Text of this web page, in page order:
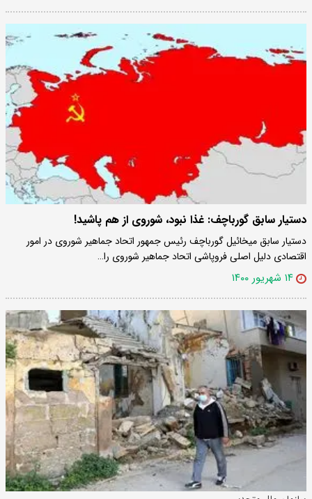
دستیار سابق گورباچف: غذا نبود، شوروی از هم پاشید!
دستیار سابق میخائیل گورباچف رئیس جمهور اتحاد جماهیر شوروی ‌در امور
اقتصادی دلیل اصلی فروپاشی اتحاد جماهیر شوروی را…
۱۴ شهریور ۱۴۰۰